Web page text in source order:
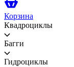
Корзина
Квадроциклы
Багги
Гидроциклы